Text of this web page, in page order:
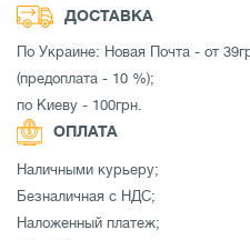
ДОСТАВКА
По Украине: Новая Почта - от
(предоплата - 10 %);
по Киеву - 100грн.
ОПЛАТА
Наличными курьеру;
Безналичная с НДС;
Наложенный платеж;